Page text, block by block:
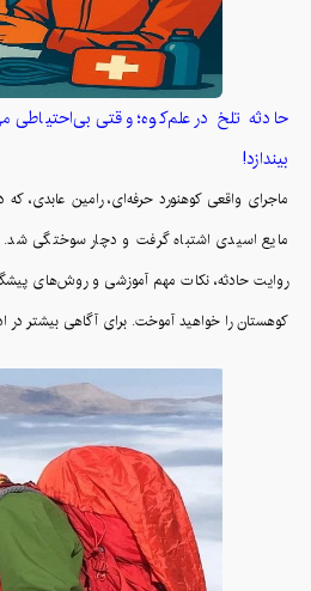
حادثه تلخ در علم‌کوه؛ وقتی بی‌احتیاطی
بیندازد!
ماجرای واقعی کوهنورد حرفه‌ای، رامین عابدی،
مایع اسیدی اشتباه گرفت و دچار سوختگی شد.
روایت حادثه، نکات مهم آموزشی و روش‌های
کوهستان را خواهید آموخت. برای آگاهی بیشتر در